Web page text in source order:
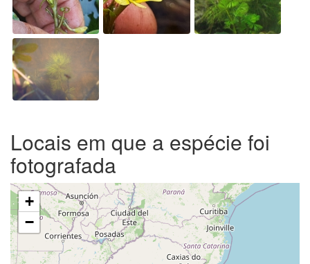
Locais em que a espécie foi
fotografada
+
−